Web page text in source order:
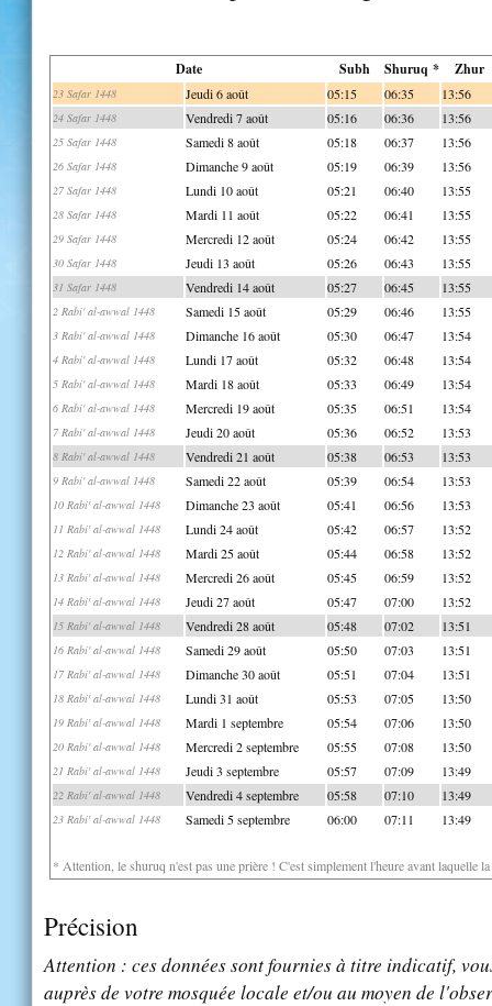
Date Subh Shuruq * Zhur
23 Safar 1448 Jeudi 6 août 05:15 06:35 13:56
24 Safar 1448 Vendredi 7 août 05:16 06:36 13:56
25 Safar 1448 Samedi 8 août 05:18 06:37 13:56
26 Safar 1448 Dimanche 9 août 05:19 06:39 13:56
27 Safar 1448 Lundi 10 août 05:21 06:40 13:55
28 Safar 1448 Mardi 11 août 05:22 06:41 13:55
29 Safar 1448 Mercredi 12 août 05:24 06:42 13:55
30 Safar 1448 Jeudi 13 août 05:26 06:43 13:55
31 Safar 1448 Vendredi 14 août 05:27 06:45 13:55
2 Rabi' al-awwal 1448 Samedi 15 août 05:29 06:46 13:55
3 Rabi' al-awwal 1448 Dimanche 16 août 05:30 06:47 13:54
4 Rabi' al-awwal 1448 Lundi 17 août 05:32 06:48 13:54
5 Rabi' al-awwal 1448 Mardi 18 août 05:33 06:49 13:54
6 Rabi' al-awwal 1448 Mercredi 19 août 05:35 06:51 13:54
7 Rabi' al-awwal 1448 Jeudi 20 août 05:36 06:52 13:53
8 Rabi' al-awwal 1448 Vendredi 21 août 05:38 06:53 13:53
9 Rabi' al-awwal 1448 Samedi 22 août 05:39 06:54 13:53
10 Rabi' al-awwal 1448 Dimanche 23 août 05:41 06:56 13:53
11 Rabi' al-awwal 1448 Lundi 24 août 05:42 06:57 13:52
12 Rabi' al-awwal 1448 Mardi 25 août 05:44 06:58 13:52
13 Rabi' al-awwal 1448 Mercredi 26 août 05:45 06:59 13:52
14 Rabi' al-awwal 1448 Jeudi 27 août 05:47 07:00 13:52
15 Rabi' al-awwal 1448 Vendredi 28 août 05:48 07:02 13:51
16 Rabi' al-awwal 1448 Samedi 29 août 05:50 07:03 13:51
17 Rabi' al-awwal 1448 Dimanche 30 août 05:51 07:04 13:51
18 Rabi' al-awwal 1448 Lundi 31 août 05:53 07:05 13:50
19 Rabi' al-awwal 1448 Mardi 1 septembre 05:54 07:06 13:50
20 Rabi' al-awwal 1448 Mercredi 2 septembre 05:55 07:08 13:50
21 Rabi' al-awwal 1448 Jeudi 3 septembre 05:57 07:09 13:49
22 Rabi' al-awwal 1448 Vendredi 4 septembre 05:58 07:10 13:49
23 Rabi' al-awwal 1448 Samedi 5 septembre 06:00 07:11 13:49
* Attention, le shuruq n'est pas une prière ! C'est simplement l'heure avant laquelle
Précision
Attention : ces données sont fournies à titre indicatif,
auprès de votre mosquée locale et/ou au moyen de